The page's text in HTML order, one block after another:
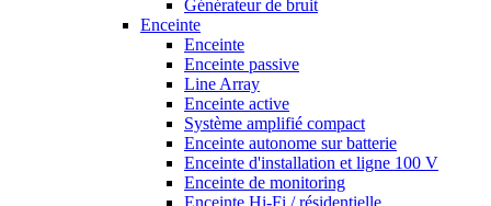
Générateur de bruit
Enceinte
Enceinte
Enceinte passive
Line Array
Enceinte active
Système amplifié compact
Enceinte autonome sur batterie
Enceinte d'installation et ligne 100 V
Enceinte de monitoring
Enceinte Hi-Fi / résidentielle